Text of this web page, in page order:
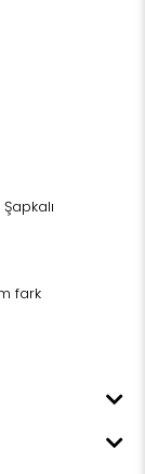
Şapkalı
fark